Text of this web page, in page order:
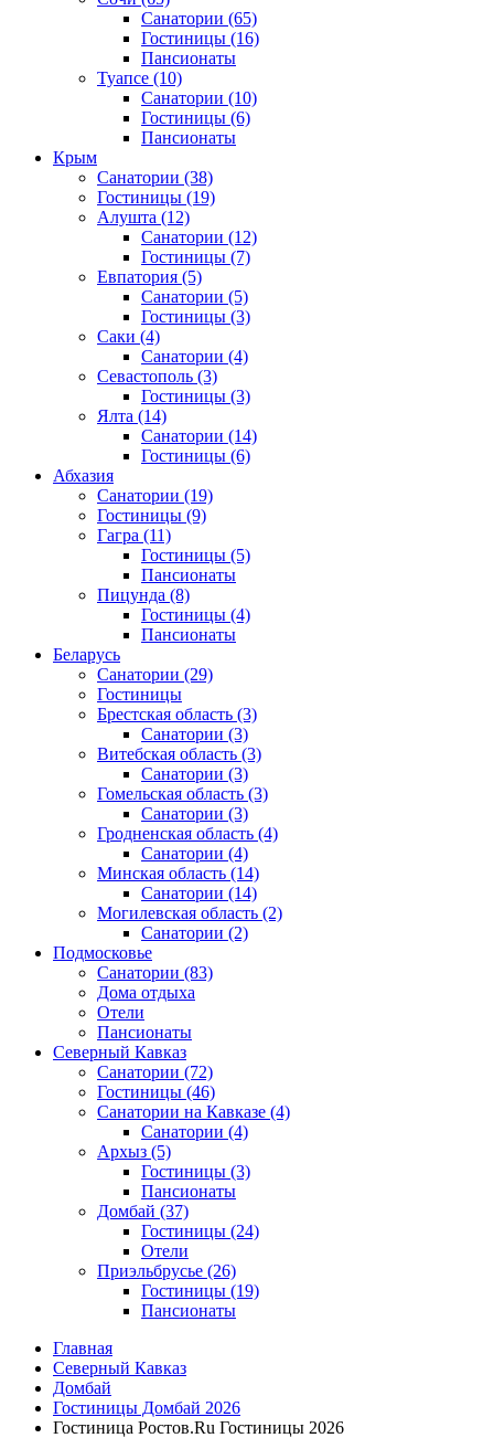
Санатории (65)
Гостиницы (16)
Пансионаты
Туапсе (10)
Санатории (10)
Гостиницы (6)
Пансионаты
Крым
Санатории (38)
Гостиницы (19)
Алушта (12)
Санатории (12)
Гостиницы (7)
Евпатория (5)
Санатории (5)
Гостиницы (3)
Саки (4)
Санатории (4)
Севастополь (3)
Гостиницы (3)
Ялта (14)
Санатории (14)
Гостиницы (6)
Абхазия
Санатории (19)
Гостиницы (9)
Гагра (11)
Гостиницы (5)
Пансионаты
Пицунда (8)
Гостиницы (4)
Пансионаты
Беларусь
Санатории (29)
Гостиницы
Брестская область (3)
Санатории (3)
Витебская область (3)
Санатории (3)
Гомельская область (3)
Санатории (3)
Гродненская область (4)
Санатории (4)
Минская область (14)
Санатории (14)
Могилевская область (2)
Санатории (2)
Подмосковье
Санатории (83)
Дома отдыха
Отели
Пансионаты
Северный Кавказ
Санатории (72)
Гостиницы (46)
Санатории на Кавказе (4)
Санатории (4)
Архыз (5)
Гостиницы (3)
Пансионаты
Домбай (37)
Гостиницы (24)
Отели
Приэльбрусье (26)
Гостиницы (19)
Пансионаты
Главная
Северный Кавказ
Домбай
Гостиницы Домбай 2026
Гостиница Ростов.Ru Гостиницы 2026